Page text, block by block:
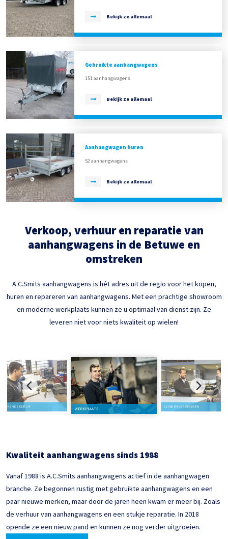
Bekijk ze allemaal
Gebruikte aanhangwagens
151 aanhangwagens
Bekijk ze allemaal
Aanhangwagen huren
52 aanhangwagens
Bekijk ze allemaal
Verkoop, verhuur en reparatie van
aanhangwagens in de Betuwe en
omstreken
A.C.Smits aanhangwagens is hét adres uit de regio voor het kopen,
huren en repareren van aanhangwagens. Met een prachtige showroom
en moderne werkplaats kunnen ze u optimaal van dienst zijn. Ze
leveren niet voor niets kwaliteit op wielen!
WERKPLAATS
LEASE EN VERZEKEREN
ERKEND BEDRIJF
Kwaliteit aanhangwagens sinds 1988
Vanaf 1988 is A.C.Smits aanhangwagens actief in de aanhangwagen
branche. Ze begonnen rustig met gebruikte aanhangwagens en een
paar nieuwe merken, maar door de jaren heen kwam er meer bij. Zoals
de verhuur van aanhangwagens en een stukje reparatie. In 2018
opende ze een nieuw pand en kunnen ze nog verder uitgroeien.